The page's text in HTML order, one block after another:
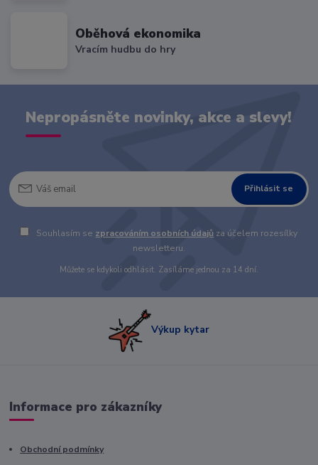
Oběhová ekonomika
Vracím hudbu do hry
Nepropásněte novinky, akce a slevy!
Přihlásit se
Souhlasím se zpracováním osobních údajů za účelem rozesílky
newsletteru.
Můžete se kdykoli odhlásit. Zasíláme jednou za 14 dní.
Výkup kytar
Informace pro zákazníky
Obchodní podmínky